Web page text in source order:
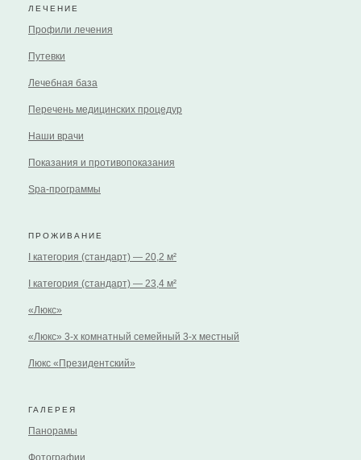
ЛЕЧЕНИЕ
Профили лечения
Путевки
Лечебная база
Перечень медицинских процедур
Наши врачи
Показания и противопоказания
Spa-программы
ПРОЖИВАНИЕ
I категория (стандарт) — 20,2 м²
I категория (стандарт) — 23,4 м²
«Люкс»
«Люкс» 3-х комнатный семейный 3-х местный
Люкс «Президентский»
ГАЛЕРЕЯ
Панорамы
Фотографии